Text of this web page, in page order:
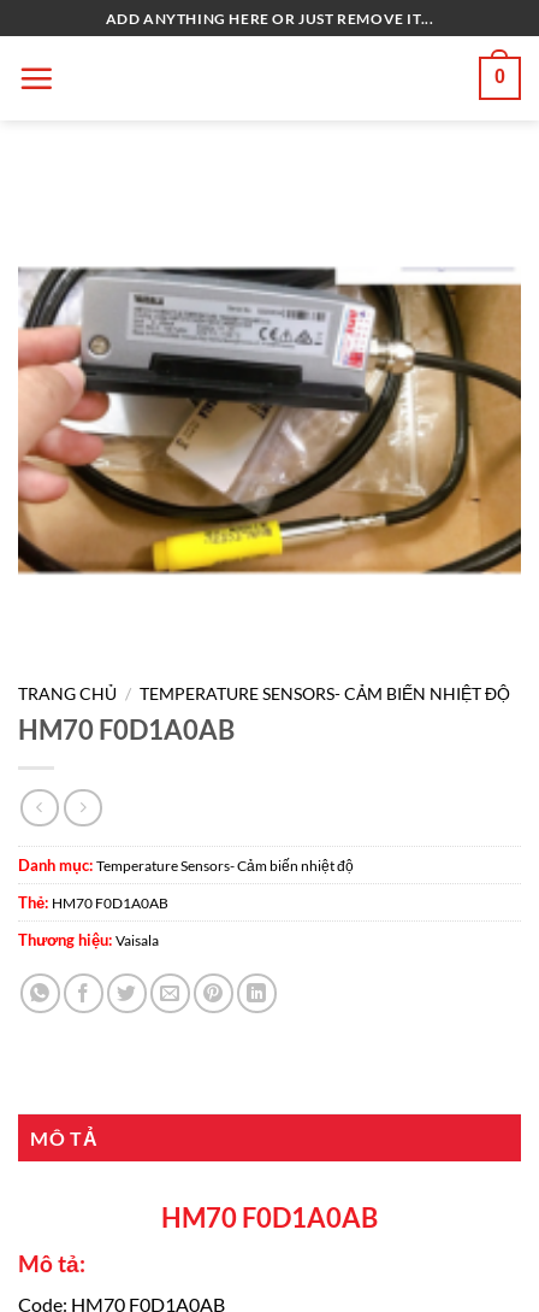
qua
nội
ADD ANYTHING HERE OR JUST REMOVE IT...
0
TRANG CHỦ / TEMPERATURE SENSORS- CẢM BIẾN NHIỆT ĐỘ
HM70 F0D1A0AB
Danh mục: Temperature Sensors- Cảm biến nhiệt độ
Thẻ: HM70 F0D1A0AB
Thương hiệu: Vaisala
MÔ TẢ
HM70 F0D1A0AB
Mô tả:
Code: HM70 F0D1A0AB